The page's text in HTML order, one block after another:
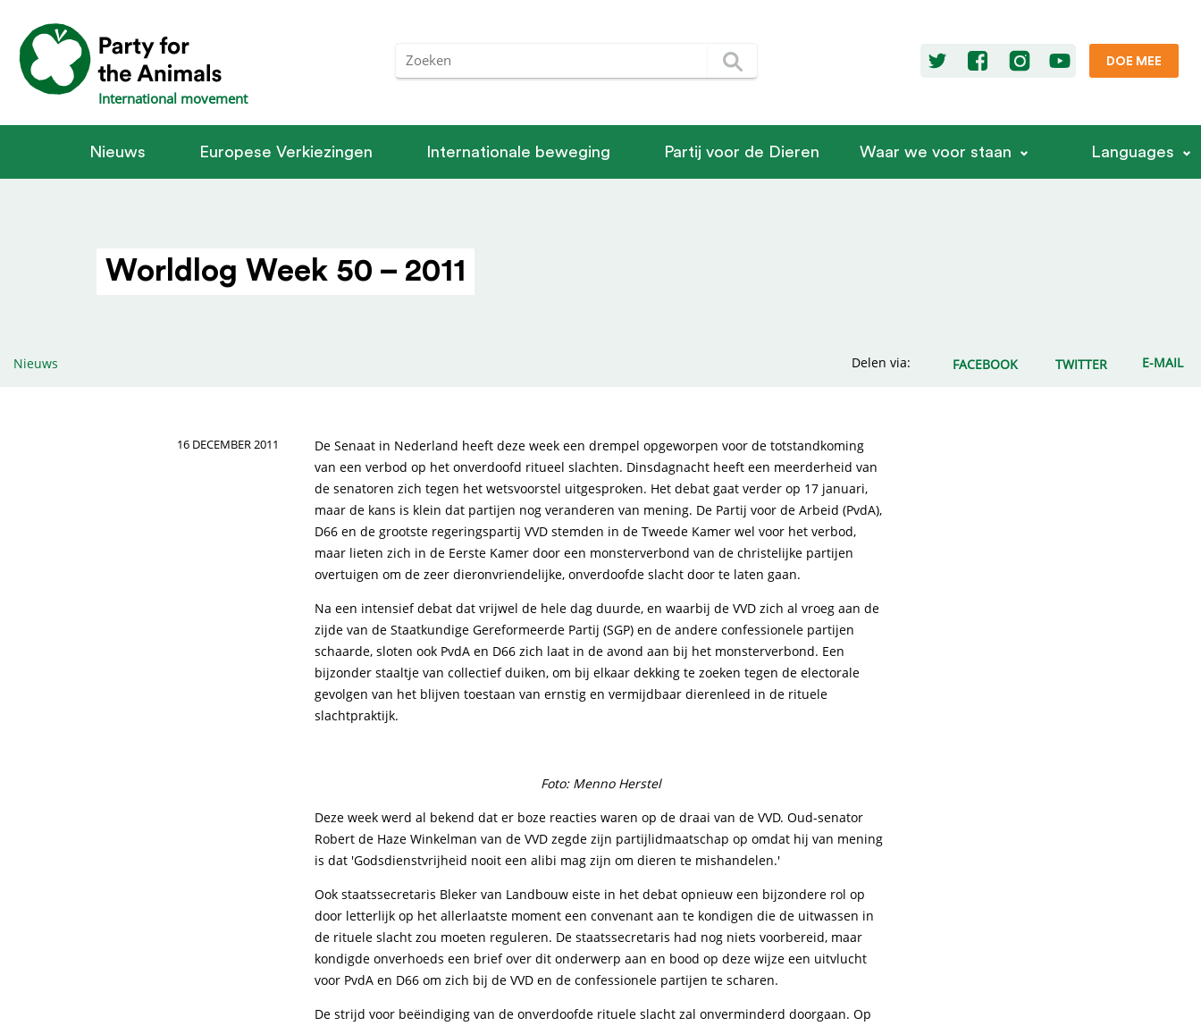
International movement
DOE MEE
Nieuws Europese Verkiezingen Internationale beweging Partij voor de Dieren Waar we voor staan Languages
Worldlog Week 50 – 2011
Nieuws Delen via: FACEBOOK TWITTER E-MAIL
16 DECEMBER 2011
De Senaat in Nederland heeft deze week een drempel opgeworpen voor de totstandkoming
van een verbod op het onverdoofd ritueel slachten. Dinsdagnacht heeft een meerderheid van
de senatoren zich tegen het wetsvoorstel uitgesproken. Het debat gaat verder op 17 januari,
maar de kans is klein dat partijen nog veranderen van mening. De Partij voor de Arbeid (PvdA),
D66 en de grootste regeringspartij VVD stemden in de Tweede Kamer wel voor het verbod,
maar lieten zich in de Eerste Kamer door een monsterverbond van de christelijke partijen
overtuigen om de zeer dieronvriendelijke, onverdoofde slacht door te laten gaan.
Na een intensief debat dat vrijwel de hele dag duurde, en waarbij de VVD zich al vroeg aan de
zijde van de Staatkundige Gereformeerde Partij (SGP) en de andere confessionele partijen
schaarde, sloten ook PvdA en D66 zich laat in de avond aan bij het monsterverbond. Een
bijzonder staaltje van collectief duiken, om bij elkaar dekking te zoeken tegen de electorale
gevolgen van het blijven toestaan van ernstig en vermijdbaar dierenleed in de rituele
slachtpraktijk.
Foto: Menno Herstel
Deze week werd al bekend dat er boze reacties waren op de draai van de VVD. Oud-senator
Robert de Haze Winkelman van de VVD zegde zijn partijlidmaatschap op omdat hij van mening
is dat 'Godsdienstvrijheid nooit een alibi mag zijn om dieren te mishandelen.'
Ook staatssecretaris Bleker van Landbouw eiste in het debat opnieuw een bijzondere rol op
door letterlijk op het allerlaatste moment een convenant aan te kondigen die de uitwassen in
de rituele slacht zou moeten reguleren. De staatssecretaris had nog niets voorbereid, maar
kondigde onverhoeds een brief over dit onderwerp aan en bood op deze wijze een uitvlucht
voor PvdA en D66 om zich bij de VVD en de confessionele partijen te scharen.
De strijd voor beëindiging van de onverdoofde rituele slacht zal onverminderd doorgaan. Op